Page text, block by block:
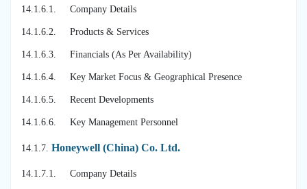
14.1.6.1. Company Details
14.1.6.2. Products & Services
14.1.6.3. Financials (As Per Availability)
14.1.6.4. Key Market Focus & Geographical Presence
14.1.6.5. Recent Developments
14.1.6.6. Key Management Personnel
14.1.7. Honeywell (China) Co. Ltd.
14.1.7.1. Company Details